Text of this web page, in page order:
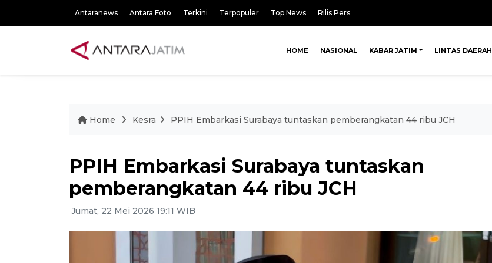
Antaranews Antara Foto Terkini Terpopuler Top News Rilis Pers
HOME NASIONAL KABAR JATIM LINTAS DAERAH
Home Kesra PPIH Embarkasi Surabaya tuntaskan pemberangkatan 44 ribu JCH
PPIH Embarkasi Surabaya tuntaskan
pemberangkatan 44 ribu JCH
Jumat, 22 Mei 2026 19:11 WIB